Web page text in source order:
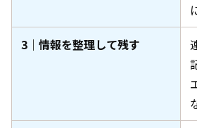
3｜情報を整理して残す